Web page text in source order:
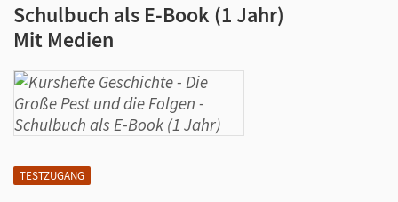
TESTZUGANG
Schulbuch als E-Book (1 Jahr)
Mit Medien